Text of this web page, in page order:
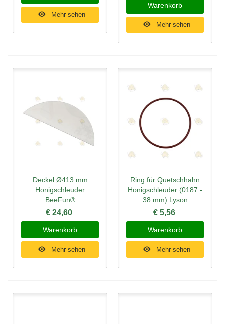
Mehr sehen
Warenkorb
Mehr sehen
Deckel Ø413 mm
Honigschleuder
BeeFun®
€ 24,60
Warenkorb
Mehr sehen
Ring für Quetschhahn
Honigschleuder (0187 -
38 mm) Lyson
€ 5,56
Warenkorb
Mehr sehen